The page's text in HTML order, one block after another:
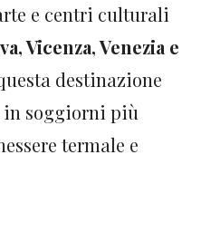
e centri culturali
Vicenza, Venezia e
destinazione
soggiorni più
termale e